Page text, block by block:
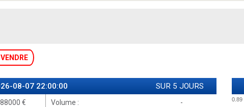
VENDRE
08-07 22:00:00 SUR 5 JOURS
Volume :
-
0.89